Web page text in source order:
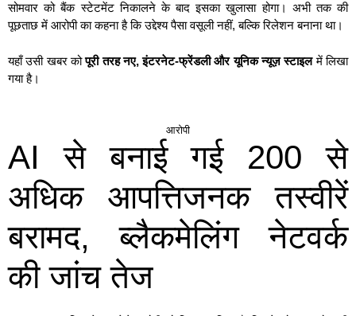
सोमवार को बैंक स्टेटमेंट निकालने के बाद इसका खुलासा होगा। अभी तक की
पूछताछ में आरोपी का कहना है कि उद्देश्य पैसा वसूली नहीं, बल्कि रिलेशन बनाना था।
यहाँ उसी खबर कोपूरी तरह नए, इंटरनेट-फ्रेंडली और यूनिक न्यूज़ स्टाइलमें लिखा
गया है।
आरोपी
AI से बनाई गई 200 से
अधिक आपत्तिजनक तस्वीरें
बरामद, ब्लैकमेलिंग नेटवर्क
की जांच तेज